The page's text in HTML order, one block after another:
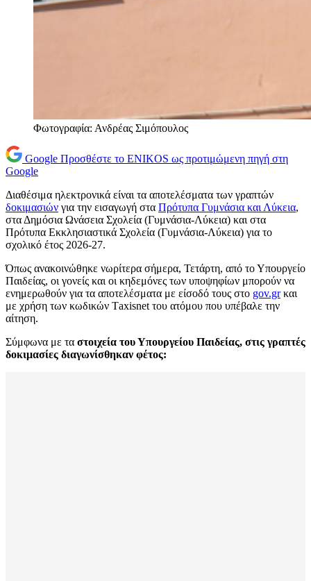
Φωτογραφία: Ανδρέας Σιμόπουλος
Google Προσθέστε το ENIKOS ως προτιμώμενη πηγή στη
Google
Διαθέσιμα ηλεκτρονικά είναι τα αποτελέσματα των γραπτών
δοκιμασιών για την εισαγωγή στα Πρότυπα Γυμνάσια και Λύκεια,
στα Δημόσια Ωνάσεια Σχολεία (Γυμνάσια-Λύκεια) και στα
Πρότυπα Εκκλησιαστικά Σχολεία (Γυμνάσια-Λύκεια) για το
σχολικό έτος 2026-27.
Όπως ανακοινώθηκε νωρίτερα σήμερα, Τετάρτη, από το Υπουργείο
Παιδείας, οι γονείς και οι κηδεμόνες των υποψηφίων μπορούν να
ενημερωθούν για τα αποτελέσματα με είσοδό τους στο gov.grκαι
με χρήση των κωδικών Τaxisnet του ατόμου που υπέβαλε την
αίτηση.
Σύμφωνα με τα στοιχεία του Υπουργείου Παιδείας, στις γραπτές
δοκιμασίες διαγωνίσθηκαν φέτος: